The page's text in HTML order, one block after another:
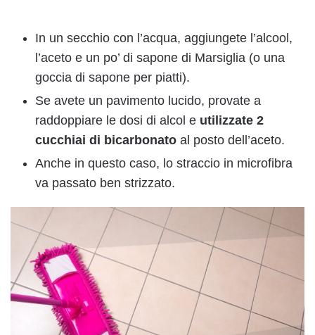
In un secchio con l’acqua, aggiungete l’alcool,
l’aceto e un po’ di sapone di Marsiglia (o una
goccia di sapone per piatti).
Se avete un pavimento lucido, provate a
raddoppiare le dosi di alcol e utilizzate 2
cucchiai di bicarbonato al posto dell’aceto.
Anche in questo caso, lo straccio in microfibra
va passato ben strizzato.